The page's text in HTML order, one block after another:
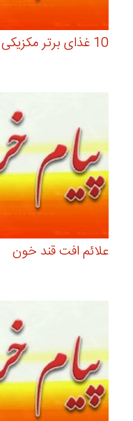
10 غذای برتر مکزیکی
علائم افت قند خون